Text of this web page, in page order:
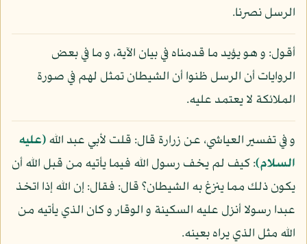
الرسل نصرنا.
أقول: و هو يؤيد ما قدمناه في بيان الآية، و ما في بعض
الروايات أن الرسل ظنوا أن الشيطان تمثل لهم في صورة
الملائكة لا يعتمد عليه.
و في تفسير العياشي، عن زرارة قال: قلت لأبي عبد الله(عليه
السلام): كيف لم يخف رسول الله فيما يأتيه من قبل الله أن
يكون ذلك مما ينزغ به الشيطان؟ قال: فقال: إن الله إذا اتخذ
عبدا رسولا أنزل عليه السكينة و الوقار و كان الذي يأتيه من
الله مثل الذي يراه بعينه.